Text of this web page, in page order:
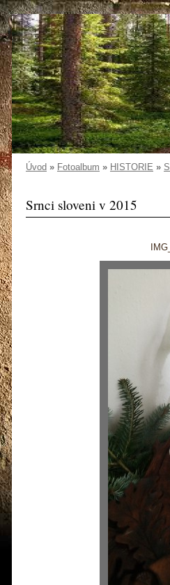
Úvod » Fotoalbum » HISTORIE »
Srnci sloveni v 2015